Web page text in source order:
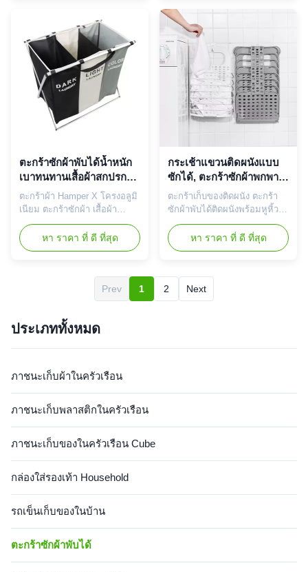
ถุงเท้า ของกระจุกกระจิก ฯลฯ.
ข้อดี: 1. ประหยัดพื้นที่ของคุณ -
เมื่อไม่ใช้งาน ตะกร้าใส่เสื้อผ้า
สกปรกจะ...
กล่องเก็บเสื้อผ้า ถุงเท้า ของ
กระจุกกระจิก ฯลฯ. ข้อดี: 1.
ประหยัดพื้นที่ของคุณ - เมื่อไม่
ใช้งาน ตะกร้าใส่เสื้อผ้าสกปรก
จะพับเก็บในตู้เ...
ตะกร้าซักผ้าพับได้น้ำหนัก
เบาทนทานเสื้อผ้าสกปรก
สามส่วน ODM
ตะกร้าผ้า Hamper X โครงอลูมิ
เนียม ตะกร้าซักผ้า เสื้อผ้า
สกปรก คุณลักษณะของ
ผลิตภัณฑ์: เก็บเสื้อผ้าเพื่อให้
บ้านสะอาดและเป็นระเบียบ
ไปที่ร้านซักรีด กล่องเก็บเสื้อผ้า
ถุงเท้า ของกระจุกกระจิก ฯลฯ.
ข้อดี: 1. ประหยัดพื้นที่ของคุณ -
สกปรกจะพับเก็บใ...
หา ราคา ที่ ดี ที่สุด
กระเช้าแขวนติดผนังแบบ
ซักได้, ตะกร้าซักผ้าพกพา
Silk Road Enterprise
แบบพกพา
ตะกร้าเก็บของติดผนัง ตะกร้า
ซักผ้าพับได้ติดผนังพร้อมหูหิ้วที่
แขวนตะกร้าซักผ้าแบบพกพา
ตะกร้าเสื้อผ้าสกปรกใช้สำหรับ
เก็บเสื้อผ้าที่จะเปลี่ยน สะอาดถูก
จัดระเบียบเฟอร์นิเจอร์สำหรับ
เก็บของเล่นมันง่ายและสะดวก
พับเก็บได้ และประหยัดพื้นที่
หา ราคา ที่ ดี ที่สุด
Prev 1 2 Next
ประเภททั้งหมด
ภาชนะเก็บผ้าในครัวเรือน
ภาชนะเก็บพลาสติกในครัวเรือน
ภาชนะเก็บของในครัวเรือน Cube
กล่องใส่รองเท้า Household
รถเข็นเก็บของในบ้าน
ตะกร้าซักผ้าพับได้